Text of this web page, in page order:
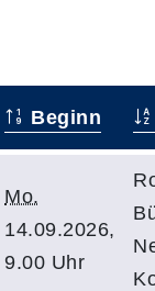
Beginn
Mo.
14.09.2026,
9.00 Uhr